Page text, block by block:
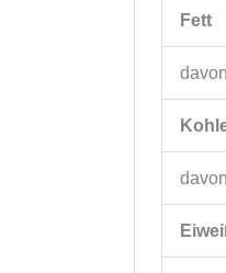
Fett
davon
davon